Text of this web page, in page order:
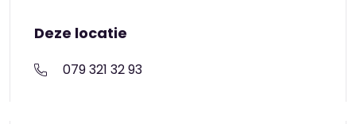
Deze locatie
079 321 32 93